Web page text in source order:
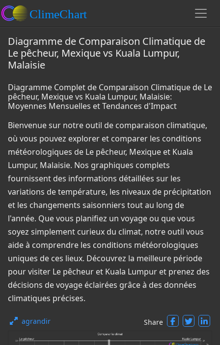
Diagramme de Comparaison Climatique de
Le pêcheur, Mexique vs Kuala Lumpur,
Malaisie
Diagramme Complet de Comparaison Climatique de Le
pêcheur, Mexique vs Kuala Lumpur, Malaisie:
Moyennes Mensuelles et Tendances d'Impact
Bienvenue sur notre outil de comparaison climatique,
où vous pouvez explorer et comparer les conditions
météorologiques de Le pêcheur, Mexique et Kuala
Lumpur, Malaisie. Nos graphiques complets
fournissent des informations détaillées sur les
variations de température, les niveaux de précipitation
et les changements saisonniers tout au long de
l'année. Que vous planifiez un voyage ou que vous
soyez simplement curieux du climat, notre outil vous
aide à comprendre les conditions météorologiques
uniques de ces lieux. Découvrez la meilleure période
pour visiter Le pêcheur et Kuala Lumpur et prenez des
décisions de voyage éclairées grâce à des données
climatiques précises.
agrandir Share